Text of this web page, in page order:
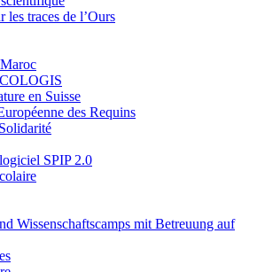
les traces de l’Ours
en Suisse
des Requins
SPIP 2.0
Wissenschaftscamps mit Betreuung auf